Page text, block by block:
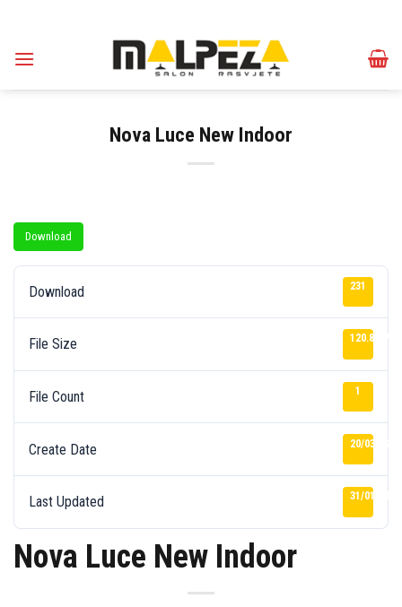
content
Nova Luce New Indoor
Download
Download 231
File Size 120.83 MB
File Count 1
Create Date 20/03/2025
Last Updated 31/01/2026
Nova Luce New Indoor